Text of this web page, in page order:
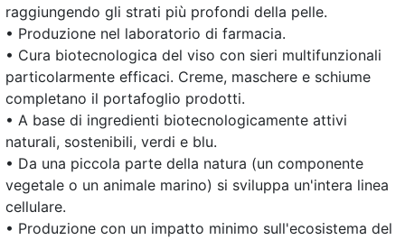
raggiungendo gli strati più profondi della pelle.
• Produzione nel laboratorio di farmacia.
• Cura biotecnologica del viso con sieri multifunzionali
particolarmente efficaci. Creme, maschere e schiume
completano il portafoglio prodotti.
• A base di ingredienti biotecnologicamente attivi
naturali, sostenibili, verdi e blu.
• Da una piccola parte della natura (un componente
vegetale o un animale marino) si sviluppa un'intera linea
cellulare.
• Produzione con un impatto minimo sull'ecosistema del